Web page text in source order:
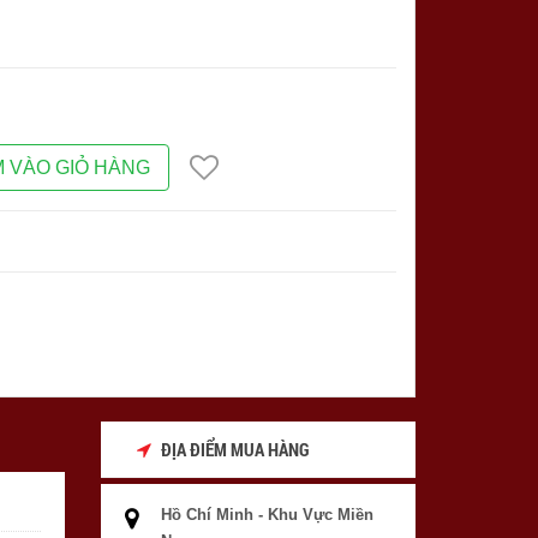
VÀO GIỎ HÀNG
ĐỊA ĐIỂM MUA HÀNG
Hồ Chí Minh - Khu Vực Miền